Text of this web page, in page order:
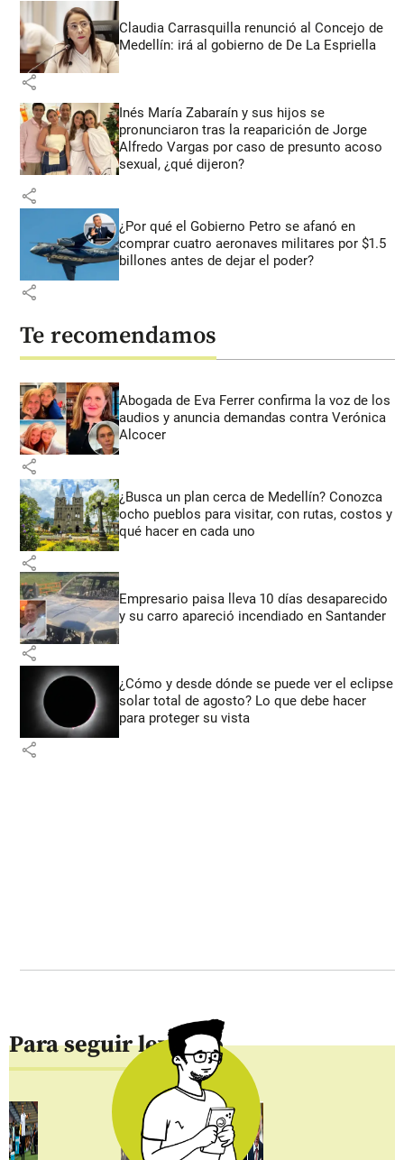
Claudia Carrasquilla renunció al Concejo de
Medellín: irá al gobierno de De La Espriella
share
Inés María Zabaraín y sus hijos se
pronunciaron tras la reaparición de Jorge
Alfredo Vargas por caso de presunto acoso
sexual, ¿qué dijeron?
share
¿Por qué el Gobierno Petro se afanó en
comprar cuatro aeronaves militares por $1.5
billones antes de dejar el poder?
share
Te recomendamos
Abogada de Eva Ferrer confirma la voz de los
audios y anuncia demandas contra Verónica
Alcocer
share
¿Busca un plan cerca de Medellín? Conozca
ocho pueblos para visitar, con rutas, costos y
qué hacer en cada uno
share
Empresario paisa lleva 10 días desaparecido
y su carro apareció incendiado en Santander
share
¿Cómo y desde dónde se puede ver el eclipse
solar total de agosto? Lo que debe hacer
para proteger su vista
share
Para seguir leyendo